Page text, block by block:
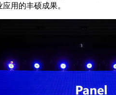
用的丰硕成果。